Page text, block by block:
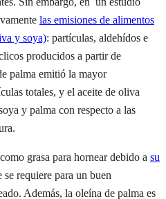
las emisiones de alimentos
y soya): partículas, aldehídos e
producidos a partir de
palma emitió la mayor
totales, y el aceite de oliva
y palma con respecto a las
grasa para hornear debido a su
se requiere para un buen
Además, la oleína de palma es